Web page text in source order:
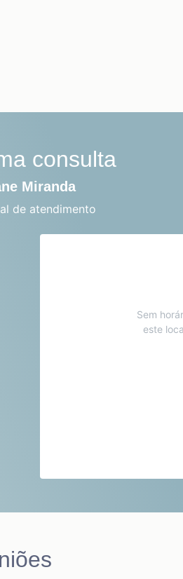
consulta
Miranda
de atendimento
Sem
este